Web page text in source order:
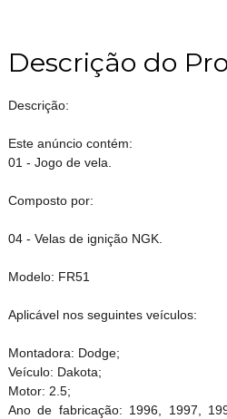
Descrição do
Descrição:
Este anúncio contém:
01 - Jogo de vela.
Composto por:
04 - Velas de ignição NGK.
Modelo: FR51
Aplicável nos seguintes veículos:
Montadora: Dodge;
Veículo: Dakota;
Motor: 2.5;
Ano de fabricação: 1996, 1997,